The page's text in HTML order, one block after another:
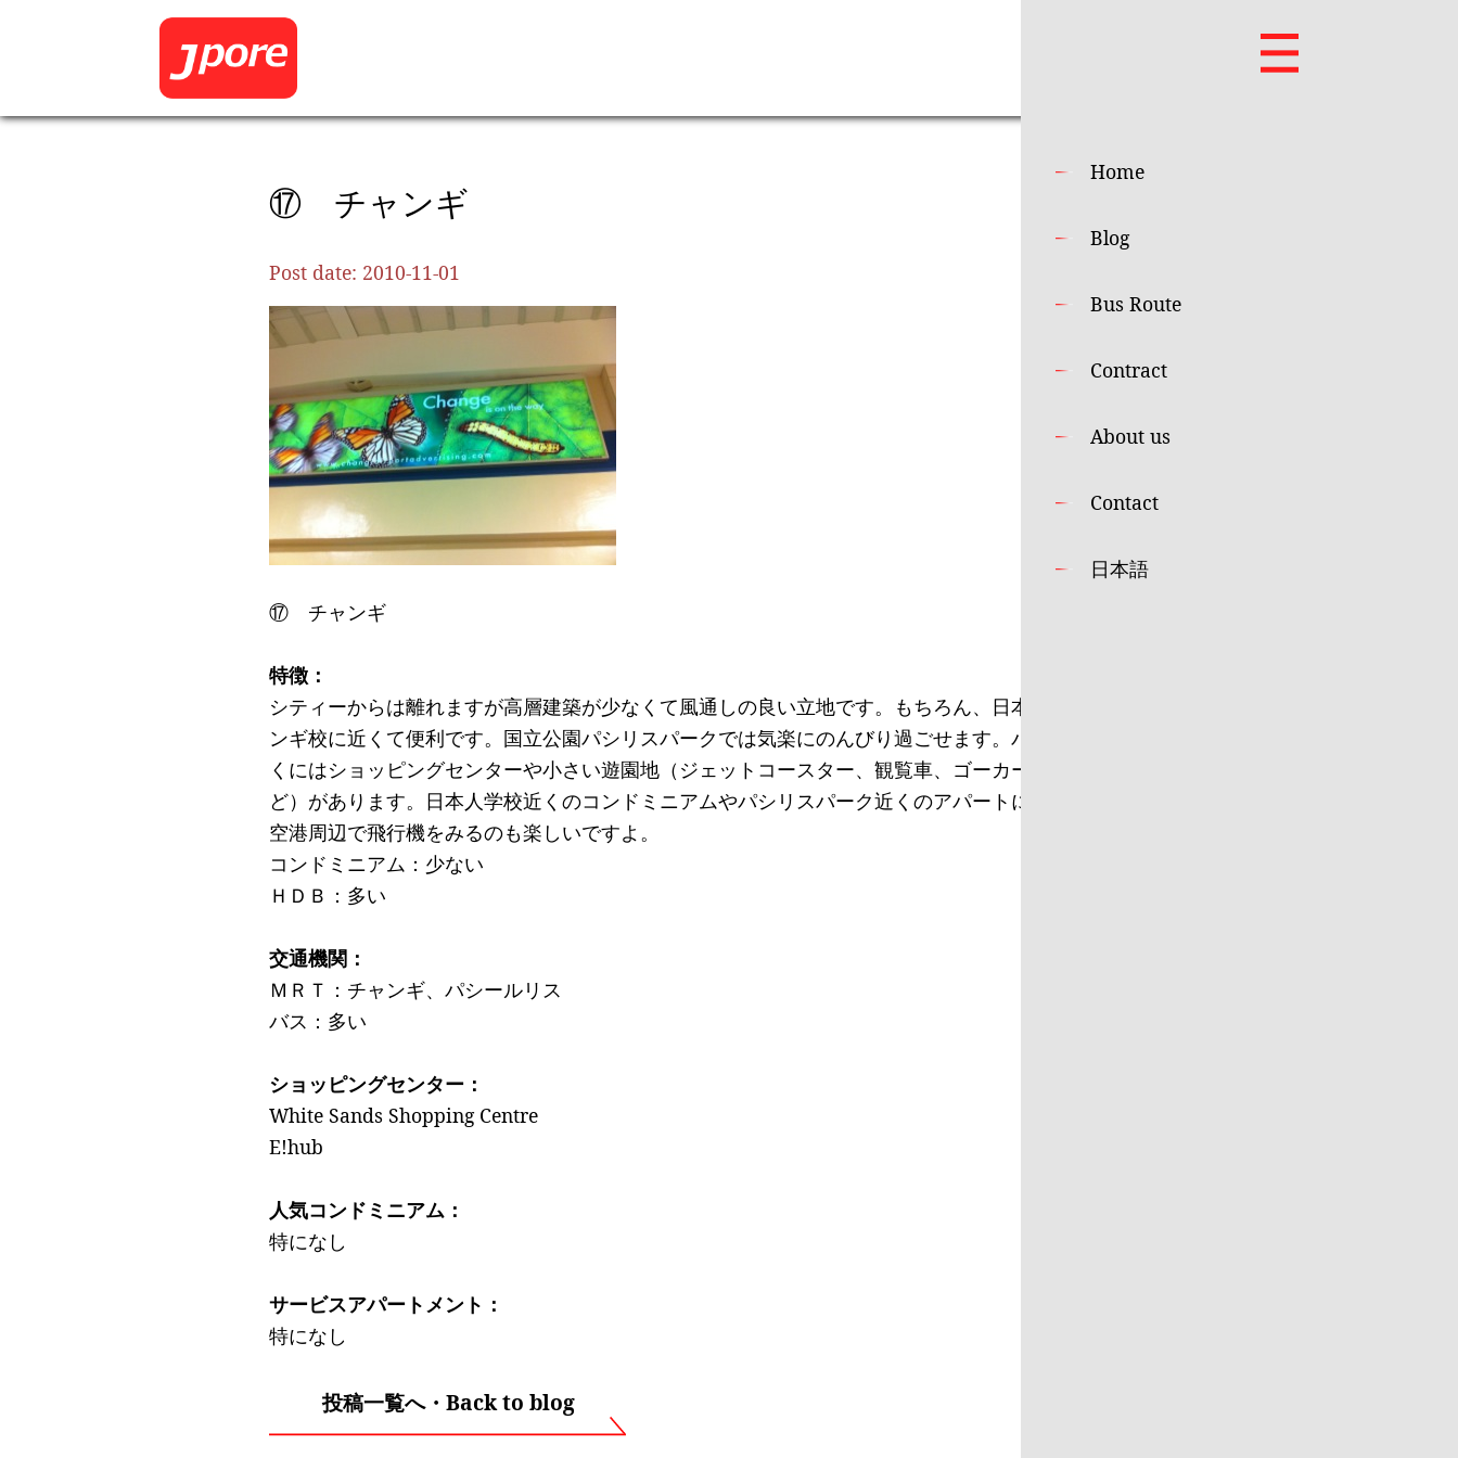
Home
Blog
Bus Route
Contract
About us
Contact
日本語
⑰ チャンギ
Post date: 2010-11-01
⑰ チャンギ
特徴：
シティーからは離れますが高層建築が少なくて風通しの良い立地です。もちろん、日本人学校小学部チャ
ンギ校に近くて便利です。国立公園パシリスパークでは気楽にのんびり過ごせます。パシリスパークの近
くにはショッピングセンターや小さい遊園地（ジェットコースター、観覧車、ゴーカート、お化け屋敷な
ど）があります。日本人学校近くのコンドミニアムやパシリスパーク近くのアパートに人気があります。
空港周辺で飛行機をみるのも楽しいですよ。
コンドミニアム：少ない
ＨＤＢ：多い
交通機関：
ＭＲＴ：チャンギ、パシールリス
バス：多い
ショッピングセンター：
White Sands Shopping Centre
E!hub
人気コンドミニアム：
特になし
サービスアパートメント：
特になし
投稿一覧へ・Back to blog